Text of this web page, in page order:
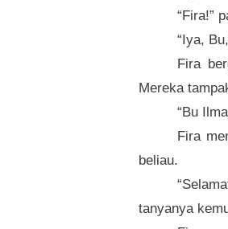
“Fira!”
“Iya,
Fira
Mereka
“Bu
Fira
beliau.
tanyanya